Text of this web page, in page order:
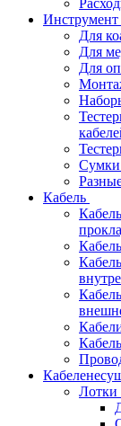
Для
Для
Для
Сумки
Кабель
Лотки